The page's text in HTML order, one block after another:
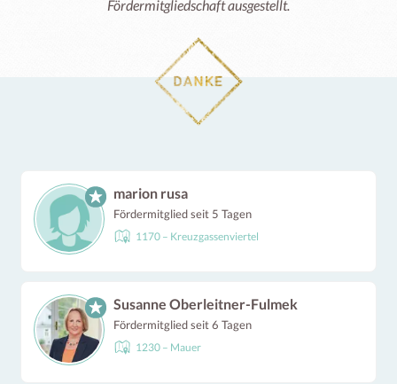
Fördermitgliedschaft ausgestellt.
marion rusa
Fördermitglied seit 5 Tagen
1170 – Kreuzgassenviertel
Susanne Oberleitner-Fulmek
Fördermitglied seit 6 Tagen
1230 – Mauer